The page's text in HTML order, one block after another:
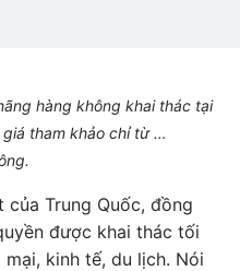
hàng không khai thác tại
giá tham khảo chỉ từ …
của Trung Quốc, đồng
được khai thác tối
kinh tế, du lịch. Nói